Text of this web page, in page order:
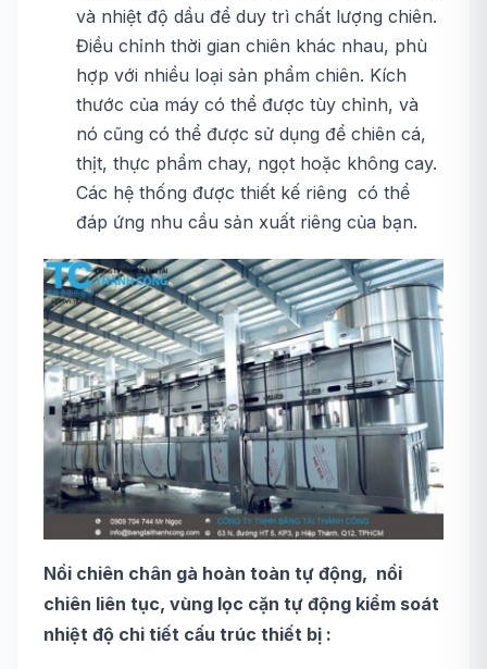
và nhiệt độ dầu để duy trì chất lượng chiên.
Điều chỉnh thời gian chiên khác nhau, phù
hợp với nhiều loại sản phẩm chiên. Kích
thước của máy có thể được tùy chỉnh, và
nó cũng có thể được sử dụng để chiên cá,
thịt, thực phẩm chay, ngọt hoặc không cay.
Các hệ thống được thiết kế riêng có thể
đáp ứng nhu cầu sản xuất riêng của bạn.
Nồi chiên chân gà hoàn toàn tự động, nồi
chiên liên tục, vùng lọc cặn tự động kiểm soát
nhiệt độ chi tiết cấu trúc thiết bị :